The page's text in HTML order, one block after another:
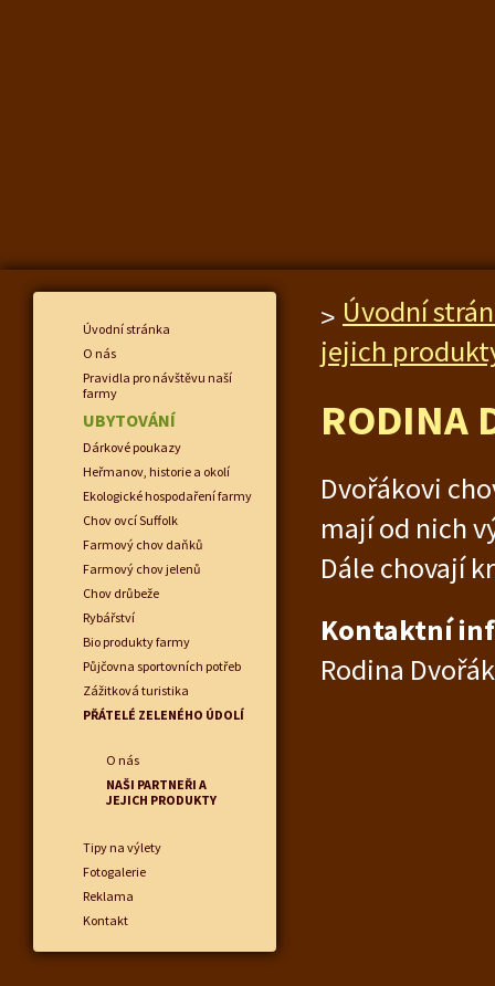
Úvodní
jejich
RODINA
Dvořákovi
mají od nich
Dále chovají
Kontaktní
Rodina
Úvodní stránka
O nás
Pravidla pro návštěvu naší
farmy
UBYTOVÁNÍ
Dárkové poukazy
Heřmanov, historie a okolí
Ekologické hospodaření farmy
Chov ovcí Suffolk
Farmový chov daňků
Farmový chov jelenů
Chov drůbeže
Rybářství
Bio produkty farmy
Půjčovna sportovních potřeb
Zážitková turistika
PŘÁTELÉ ZELENÉHO ÚDOLÍ
O nás
NAŠI PARTNEŘI A
JEJICH PRODUKTY
Tipy na výlety
Fotogalerie
Reklama
Kontakt